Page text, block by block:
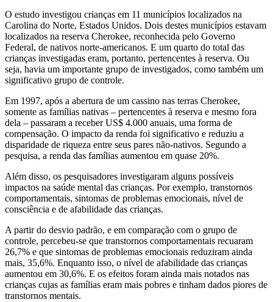
O estudo investigou crianças em 11 municípios localizados na
Carolina do Norte, Estados Unidos. Dois destes municípios estavam
localizados na reserva Cherokee, reconhecida pelo Governo
Federal, de nativos norte-americanos. E um quarto do total das
crianças investigadas eram, portanto, pertencentes à reserva. Ou
seja, havia um importante grupo de investigados, como também um
significativo grupo de controle.
Em 1997, após a abertura de um cassino nas terras Cherokee,
somente as famílias nativas – pertencentes à reserva e mesmo fora
dela – passaram a receber US$ 4.000 anuais, uma forma de
compensação. O impacto da renda foi significativo e reduziu a
disparidade de riqueza entre seus pares não-nativos. Segundo a
pesquisa, a renda das famílias aumentou em quase 20%.
Além disso, os pesquisadores investigaram alguns possíveis
impactos na saúde mental das crianças. Por exemplo, transtornos
comportamentais, sintomas de problemas emocionais, nível de
consciência e de afabilidade das crianças.
A partir do desvio padrão, e em comparação com o grupo de
controle, percebeu-se que transtornos comportamentais recuaram
26,7% e que sintomas de problemas emocionais reduziram ainda
mais, 35,6%. Enquanto isso, o nível de afabilidade das crianças
aumentou em 30,6%. E os efeitos foram ainda mais notados nas
crianças cujas as famílias eram mais pobres e tinham dados piores de
transtornos mentais.